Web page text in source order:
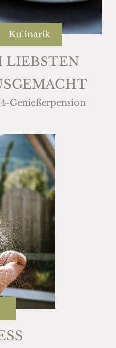
Kulinarik
LIEBSTEN
Genießerpension